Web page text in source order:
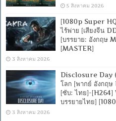
5 สิงหาคม 2026
[1080p Super
ไร้พ่าย [เสียงจีน
[บรรยาย: อังกฤษ
[MASTER]
3 สิงหาคม 2026
Disclosure Day
โลก [พากย์ อังกฤ
[ซับ: ไทย]-[H264]
บรรยายไทย]
3 สิงหาคม 2026